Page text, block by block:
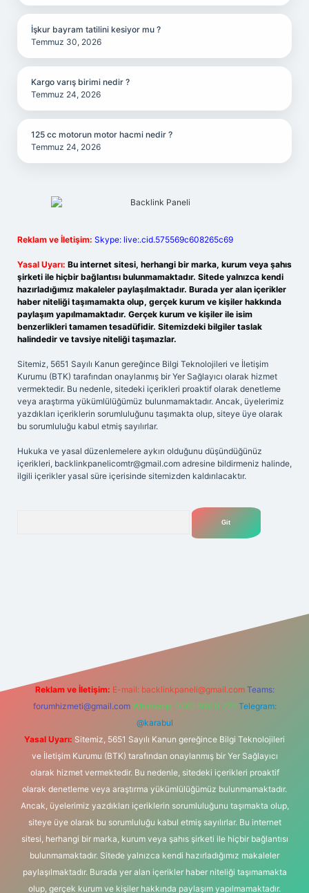
İşkur bayram tatilini kesiyor mu ?
Temmuz 30, 2026
Kargo varış birimi nedir ?
Temmuz 24, 2026
125 cc motorun motor hacmi nedir ?
Temmuz 24, 2026
Reklam ve İletişim: Skype: live:.cid.575569c608265c69
Yasal Uyarı: Bu internet sitesi, herhangi bir marka, kurum veya şahıs
şirketi ile hiçbir bağlantısı bulunmamaktadır. Sitede yalnızca kendi
hazırladığımız makaleler paylaşılmaktadır. Burada yer alan içerikler
haber niteliği taşımamakta olup, gerçek kurum ve kişiler hakkında
paylaşım yapılmamaktadır. Gerçek kurum ve kişiler ile isim
benzerlikleri tamamen tesadüfidir. Sitemizdeki bilgiler taslak
halindedir ve tavsiye niteliği taşımazlar.
Sitemiz, 5651 Sayılı Kanun gereğince Bilgi Teknolojileri ve İletişim
Kurumu (BTK) tarafından onaylanmış bir Yer Sağlayıcı olarak hizmet
vermektedir. Bu nedenle, sitedeki içerikleri proaktif olarak denetleme
veya araştırma yükümlülüğümüz bulunmamaktadır. Ancak, üyelerimiz
yazdıkları içeriklerin sorumluluğunu taşımakta olup, siteye üye olarak
bu sorumluluğu kabul etmiş sayılırlar.
Hukuka ve yasal düzenlemelere aykırı olduğunu düşündüğünüz
içerikleri, backlinkpanelicomtr@gmail.com adresine bildirmeniz halinde,
ilgili içerikler yasal süre içerisinde sitemizden kaldırılacaktır.
Reklam ve İletişim: E-mail: backlinkpaneli@gmail.com Teams:
forumhizmeti@gmail.com Whatsapp: 0262 606 0 726 Telegram:
@karabul
Yasal Uyarı: Sitemiz, 5651 Sayılı Kanun gereğince Bilgi Teknolojileri
ve İletişim Kurumu (BTK) tarafından onaylanmış bir Yer Sağlayıcı
olarak hizmet vermektedir. Bu nedenle, sitedeki içerikleri proaktif
olarak denetleme veya araştırma yükümlülüğümüz bulunmamaktadır.
Ancak, üyelerimiz yazdıkları içeriklerin sorumluluğunu taşımakta olup,
siteye üye olarak bu sorumluluğu kabul etmiş sayılırlar. Bu internet
sitesi, herhangi bir marka, kurum veya şahıs şirketi ile hiçbir bağlantısı
bulunmamaktadır. Sitede yalnızca kendi hazırladığımız makaleler
paylaşılmaktadır. Burada yer alan içerikler haber niteliği taşımamakta
olup, gerçek kurum ve kişiler hakkında paylaşım yapılmamaktadır.